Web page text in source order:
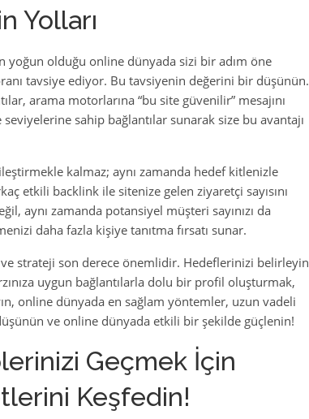
Yolları
olduğu online dünyada sizi bir adım öne
tavsiye ediyor. Bu tavsiyenin değerini bir düşünün.
arama motorlarına “bu site güvenilir” mesajını
sahip bağlantılar sunarak size bu avantajı
kalmaz; aynı zamanda hedef kitlenizle
etkili backlink ile sitenize gelen ziyaretçi sayısını
aynı zamanda potansiyel müşteri sayınızı da
daha fazla kişiye tanıtma fırsatı sunar.
strateji son derece önemlidir. Hedeflerinizi belirleyin
uygun bağlantılarla dolu bir profil oluşturmak,
online dünyada en sağlam yöntemler, uzun vadeli
ve online dünyada etkili bir şekilde güçlenin!
Geçmek İçin
Keşfedin!